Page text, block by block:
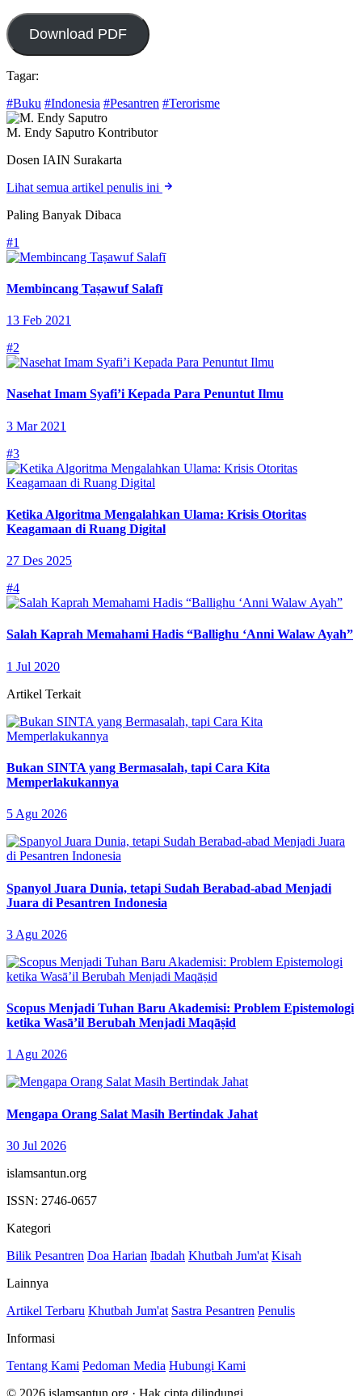
Download PDF
Tagar:
#Buku #Indonesia #Pesantren #Terorisme
M. Endy Saputro Kontributor
Dosen IAIN Surakarta
Lihat semua artikel penulis ini
Paling Banyak Dibaca
#1
Membincang Taṣawuf Salafī
13 Feb 2021
#2
Nasehat Imam Syafi’i Kepada Para Penuntut Ilmu
3 Mar 2021
#3
Ketika Algoritma Mengalahkan Ulama: Krisis Otoritas
Keagamaan di Ruang Digital
27 Des 2025
#4
Salah Kaprah Memahami Hadis “Ballighu ‘Anni Walaw Ayah”
1 Jul 2020
Artikel Terkait
Bukan SINTA yang Bermasalah, tapi Cara Kita
Memperlakukannya
5 Agu 2026
Spanyol Juara Dunia, tetapi Sudah Berabad-abad Menjadi
Juara di Pesantren Indonesia
3 Agu 2026
Scopus Menjadi Tuhan Baru Akademisi: Problem Epistemologi
ketika Wasā’il Berubah Menjadi Maqāṣid
1 Agu 2026
Mengapa Orang Salat Masih Bertindak Jahat
30 Jul 2026
islamsantun.org
ISSN: 2746-0657
Kategori
Bilik Pesantren Doa Harian Ibadah Khutbah Jum'at Kisah
Lainnya
Artikel Terbaru Khutbah Jum'at Sastra Pesantren Penulis
Informasi
Tentang Kami Pedoman Media Hubungi Kami
© 2026 islamsantun.org · Hak cipta dilindungi